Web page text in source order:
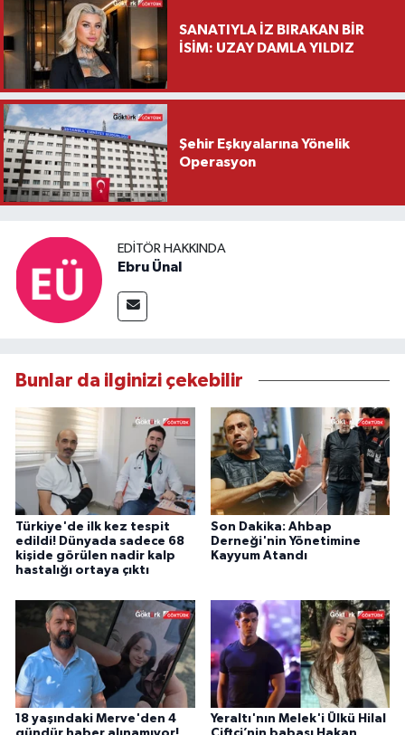
SANATIYLA İZ BIRAKAN BİR
İSİM: UZAY DAMLA YILDIZ
Şehir Eşkıyalarına Yönelik
Operasyon
EDITÖR HAKKINDA
Ebru Ünal
Bunlar da ilginizi çekebilir
Türkiye'de ilk kez tespit
edildi! Dünyada sadece 68
kişide görülen nadir kalp
hastalığı ortaya çıktı
Son Dakika: Ahbap
Derneği'nin Yönetimine
Kayyum Atandı
18 yaşındaki Merve'den 4
Yeraltı'nın Melek'i Ülkü Hilal